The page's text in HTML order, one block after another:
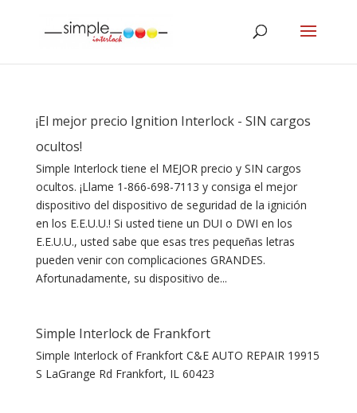
¡El mejor precio Ignition Interlock - SIN cargos
ocultos!
Simple Interlock tiene el MEJOR precio y SIN cargos
ocultos. ¡Llame 1-866-698-7113 y consiga el mejor
dispositivo del dispositivo de seguridad de la ignición
en los E.E.U.U.! Si usted tiene un DUI o DWI en los
E.E.U.U., usted sabe que esas tres pequeñas letras
pueden venir con complicaciones GRANDES.
Afortunadamente, su dispositivo de...
Simple Interlock de Frankfort
Simple Interlock of Frankfort C&E AUTO REPAIR 19915
S LaGrange Rd Frankfort, IL 60423